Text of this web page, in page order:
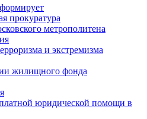
прокуратура
метрополитена
и экстремизма
жилищного фонда
юридической помощи в